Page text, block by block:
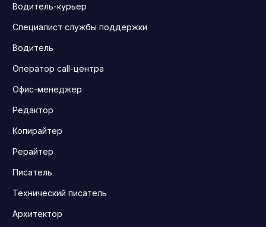
Водитель-курьер
Специалист службы поддержки
Водитель
Оператор call-центра
Офис-менеджер
Редактор
Копирайтер
Рерайтер
Писатель
Технический писатель
Архитектор